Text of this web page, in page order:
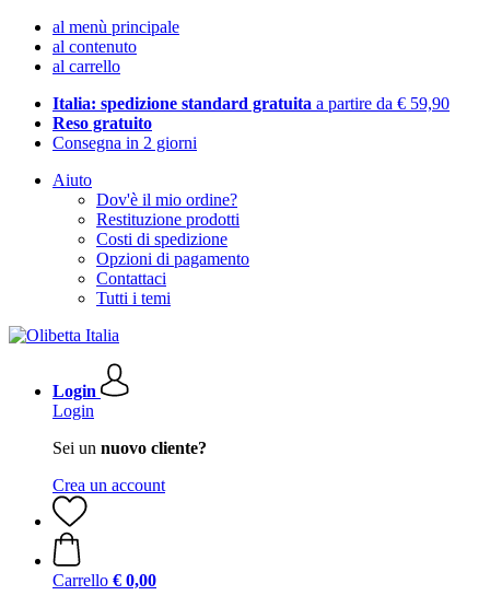
al menù principale
al contenuto
al carrello
Italia: spedizione standard gratuita a partire da € 59,90
Reso gratuito
Consegna in 2 giorni
Aiuto
Dov'è il mio ordine?
Restituzione prodotti
Costi di spedizione
Opzioni di pagamento
Contattaci
Tutti i temi
Login
Login
Sei un nuovo cliente?
Crea un account
Carrello € 0,00